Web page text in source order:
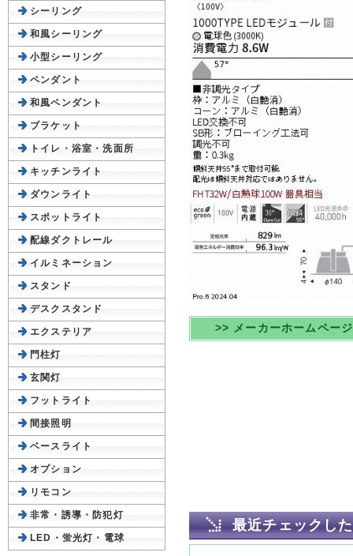
>> メーカーホームペー
最近チェックし
シーリング
和風シーリング
小型シーリング
ペンダント
和風ペンダント
ブラケット
トイレ・浴室・洗面所
キッチンライト
ダウンライト
スポットライト
配線ダクトレール
イルミネーション
スタンド
デスクスタンド
エクステリア
門柱灯
玄関灯
フットライト
間接照明
ベースライト
オプション
リモコン
非常・誘導・防犯灯
LED・蛍光灯・電球